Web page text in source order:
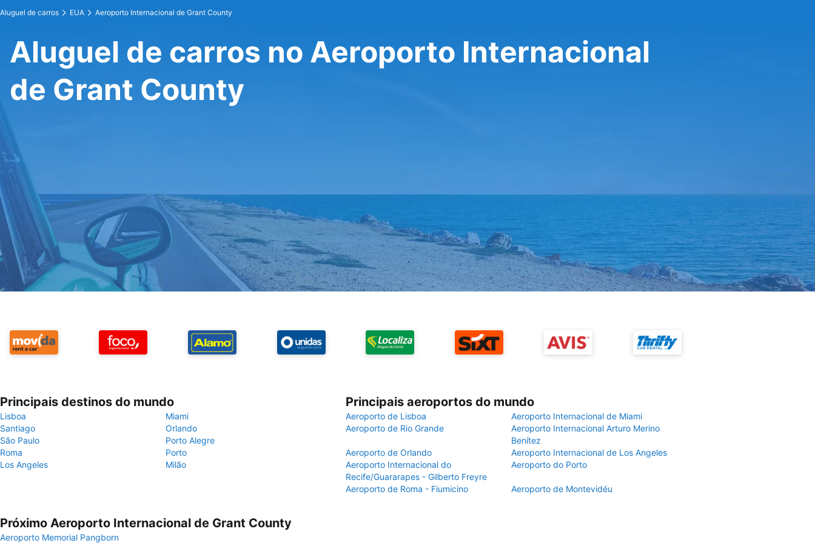
Aluguel de carros EUA Aeroporto Internacional de Grant County
Aluguel de carros no Aeroporto Internacional
de Grant County
Principais destinos do mundo
Lisboa
Miami
Santiago
Orlando
São Paulo
Porto Alegre
Roma
Porto
Los Angeles
Milão
Principais aeroportos do mundo
Aeroporto de Lisboa
Aeroporto Internacional de Miami
Aeroporto de Rio Grande
Aeroporto Internacional Arturo Merino
Benítez
Aeroporto de Orlando
Aeroporto Internacional de Los Angeles
Aeroporto Internacional do
Recife/Guararapes - Gilberto Freyre
Aeroporto do Porto
Aeroporto de Roma - Fiumicino Aeroporto de Montevidéu
Próximo Aeroporto Internacional de Grant County
Aeroporto Memorial Pangborn